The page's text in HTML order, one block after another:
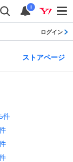
i
ログイン
ストアページ
件